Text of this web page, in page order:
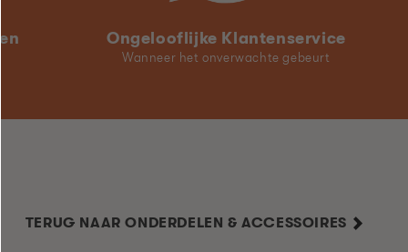
Ongelooflijke Klantenservice
Wanneer het onverwachte gebeurt
TERUG NAAR ONDERDELEN & ACCESSOIRES